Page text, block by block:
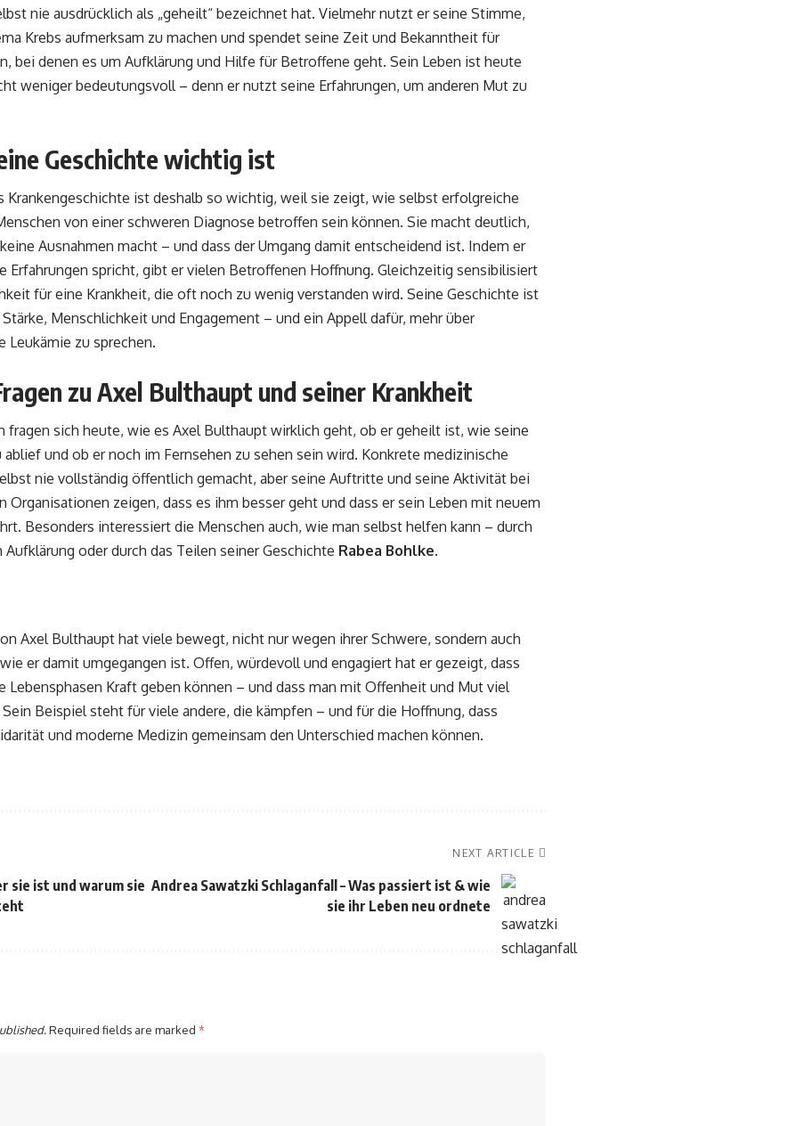
nie ausdrücklich als „geheilt“ bezeichnet hat. Vielmehr nutzt er seine Stimme,
Krebs aufmerksam zu machen und spendet seine Zeit und Bekanntheit für
bei denen es um Aufklärung und Hilfe für Betroffene geht. Sein Leben ist heute
weniger bedeutungsvoll – denn er nutzt seine Erfahrungen, um anderen Mut zu
Geschichte wichtig ist
Krankengeschichte ist deshalb so wichtig, weil sie zeigt, wie selbst erfolgreiche
von einer schweren Diagnose betroffen sein können. Sie macht deutlich,
Ausnahmen macht – und dass der Umgang damit entscheidend ist. Indem er
Erfahrungen spricht, gibt er vielen Betroffenen Hoffnung. Gleichzeitig sensibilisiert
für eine Krankheit, die oft noch zu wenig verstanden wird. Seine Geschichte ist
Menschlichkeit und Engagement – und ein Appell dafür, mehr über
Leukämie zu sprechen.
zu Axel Bulthaupt und seiner Krankheit
fragen sich heute, wie es Axel Bulthaupt wirklich geht, ob er geheilt ist, wie seine
ablief und ob er noch im Fernsehen zu sehen sein wird. Konkrete medizinische
nie vollständig öffentlich gemacht, aber seine Auftritte und seine Aktivität bei
Organisationen zeigen, dass es ihm besser geht und dass er sein Leben mit neuem
Besonders interessiert die Menschen auch, wie man selbst helfen kann – durch
Aufklärung oder durch das Teilen seiner Geschichte Rabea Bohlke.
Axel Bulthaupt hat viele bewegt, nicht nur wegen ihrer Schwere, sondern auch
er damit umgegangen ist. Offen, würdevoll und engagiert hat er gezeigt, dass
Lebensphasen Kraft geben können – und dass man mit Offenheit und Mut viel
Beispiel steht für viele andere, die kämpfen – und für die Hoffnung, dass
und moderne Medizin gemeinsam den Unterschied machen können.
sie ist und warum sie
NEXT ARTICLE
Andrea Sawatzki Schlaganfall – Was passiert ist & wie
sie ihr Leben neu ordnete
Required fields are marked *